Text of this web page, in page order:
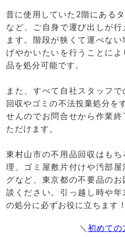
昔に使用していた2階にある
など、ご自身で運び出しが
ます。階段が狭くて運べな
げやかいたいを行うことに
品を処分可能です。
また、すべて自社スタッフ
回収やゴミの不法投棄処分を
せんのでお問合せから作業
ただけます。
東村山市の不用品回収はも
理、ゴミ屋敷片付けや汚部
グなど、東京都の不要品の
談ください。引っ越し時や
の処分に必ずお役に立ちます！
＼ 初めての